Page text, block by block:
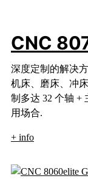
CNC
深度定制的解决
机床、磨床、冲
制多达 32 个轴 +
用场合.
+ info